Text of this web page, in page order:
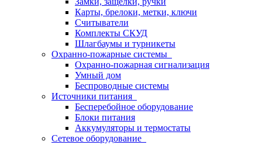
Карты, брелоки, метки, ключи
Считыватели
Комплекты СКУД
Шлагбаумы и турникеты
Охранно-пожарные системы
Охранно-пожарная сигнализация
Умный дом
Беспроводные системы
Источники питания
Бесперебойное оборудование
Блоки питания
Аккумуляторы и термостаты
Сетевое оборудование